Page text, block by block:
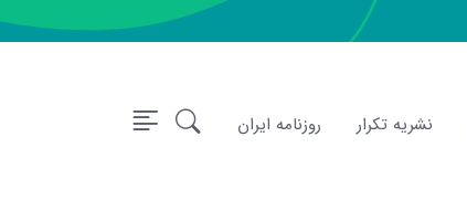
نشریه تکرار روزنامه ایران